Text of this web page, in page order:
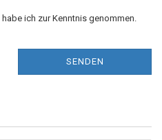
habe ich zur Kenntnis genommen.
SENDEN